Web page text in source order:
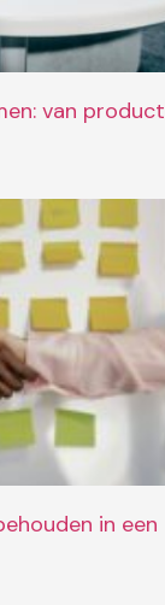
van product
in een